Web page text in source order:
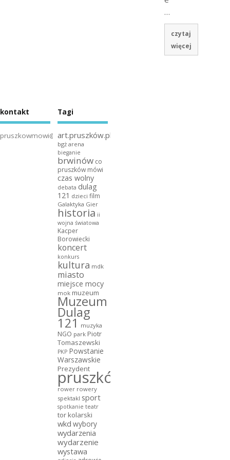
…
czytaj
więcej
kontakt
pruszkowmowi@gmail.com
Tagi
art.pruszków.pl
bgż arena
bieganie
brwinów co
pruszków mówi
czas wolny
debata dulag
121 dzieci film
Galaktyka Gier
historia ii
wojna światowa
Kacper
Borowiecki
koncert
konkurs
kultura mdk
miasto
miejsce mocy
mok muzeum
Muzeum
Dulag
121 muzyka
NGO park Piotr
Tomaszewski
PKP Powstanie
Warszawskie
Prezydent
pruszków
rower rowery
spektakl sport
spotkanie teatr
tor kolarski
wkd wybory
wydarzenia
wydarzenie
wystawa